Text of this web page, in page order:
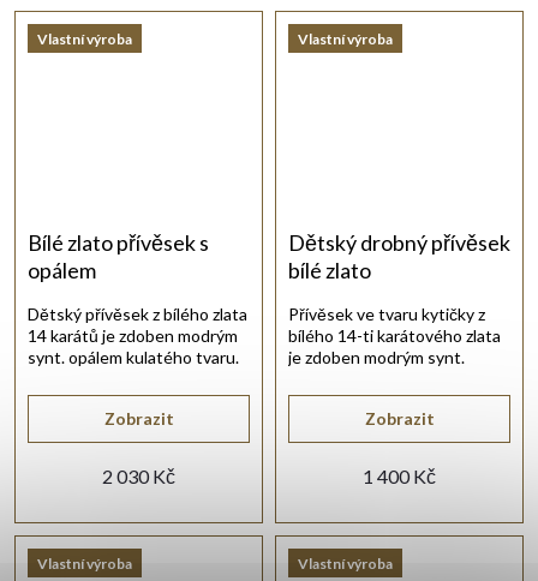
Vlastní výroba
Bílé zlato přívěsek s
opálem
2 030 Kč
Zobrazit
Dětský přívěsek z bílého zlata
14 karátů je zdoben modrým
synt. opálem kulatého tvaru.
Vlastní výroba
Dětský drobný přívěsek
bílé zlato
1 400 Kč
Zobrazit
Přívěsek ve tvaru kytičky z
bílého 14-ti karátového zlata
je zdoben modrým synt.
Vlastní výroba Vlastní výroba